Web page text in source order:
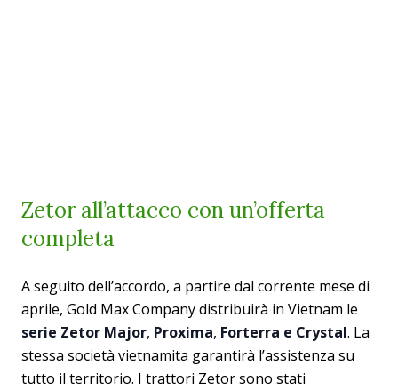
Zetor all’attacco con un’offerta
completa
A seguito dell’accordo, a partire dal corrente mese di
aprile, Gold Max Company distribuirà in Vietnam le
serie Zetor Major, Proxima, Forterra e Crystal. La
stessa società vietnamita garantirà l’assistenza su
tutto il territorio. I trattori Zetor sono stati